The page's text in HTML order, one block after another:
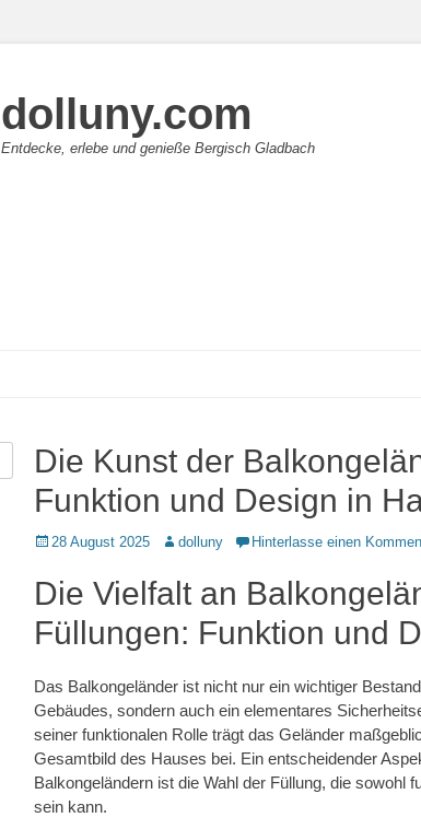
dolluny.com
Entdecke, erlebe und genieße Bergisch Gladbach
Die Kunst der
Funktion und Design in
Posted
28 August 2025 Autordolluny Hinterlasse einen
Die Vielfalt an
Füllungen: Funktion und
Das Balkongeländer ist nicht nur ein wichtiger
Gebäudes, sondern auch ein elementares
seiner funktionalen Rolle trägt das Geländer
Gesamtbild des Hauses bei. Ein entscheidender
Balkongeländern ist die Wahl der Füllung, die sowohl
sein kann.